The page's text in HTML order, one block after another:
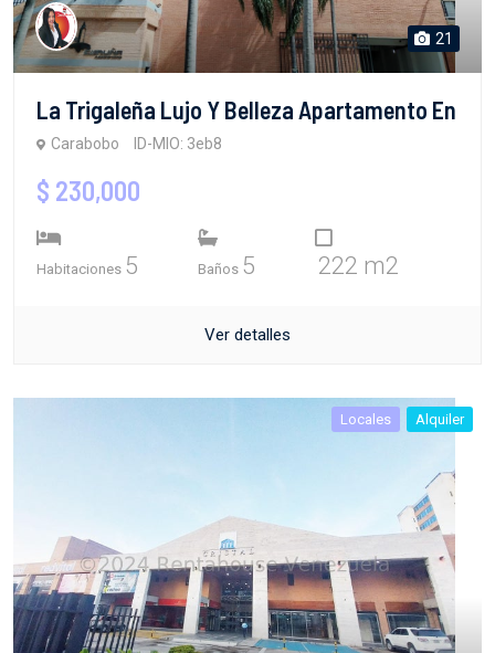
21
La Trigaleña Lujo Y Belleza Apartamento En
Carabobo ID-MIO: 3eb8
$ 230,000
Habitaciones 5 Baños 5 222 m2
Ver detalles
Locales Alquiler